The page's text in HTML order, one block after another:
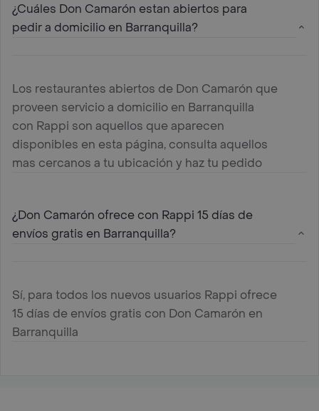
¿Cuáles Don Camarón estan abiertos para
pedir a domicilio en Barranquilla?
Los restaurantes abiertos de Don Camarón que
proveen servicio a domicilio en Barranquilla
con Rappi son aquellos que aparecen
disponibles en esta página, consulta aquellos
mas cercanos a tu ubicación y haz tu pedido
¿Don Camarón ofrece con Rappi 15 días de
envíos gratis en Barranquilla?
Sí, para todos los nuevos usuarios Rappi ofrece
15 días de envíos gratis con Don Camarón en
Barranquilla